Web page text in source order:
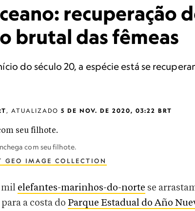
recuperação
brutal das fêmeas
do século 20, a espécie está se
, ATUALIZADO 5 DE NOV. DE 2020, 03:22 BRT
com seu filhote.
GEO IMAGE COLLECTION
mil elefantes-marinhos-do-norte se
a costa do Parque Estadual do Año